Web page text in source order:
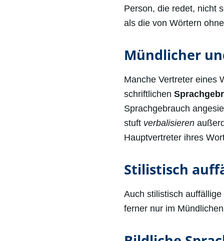
Person, die redet, nicht
als die von Wörtern
Mündlicher
Manche Vertreter eines
schriftlichen
Sprachgebrauch
stuft verbalisieren
Hauptvertreter ihres
Stilistisch
Auch stilistisch
ferner nur im